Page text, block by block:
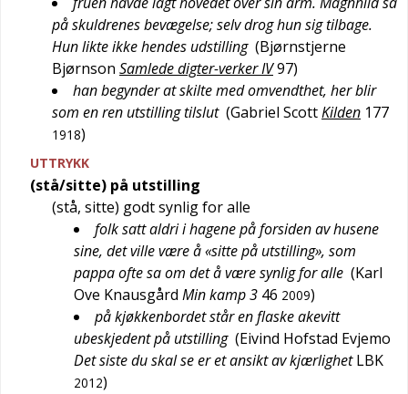
på skuldrenes bevægelse; selv drog hun sig tilbage.
Hun likte ikke hendes udstilling (Bjørnstjerne
Bjørnson Samlede digter-verker IV97)
han begynder at skilte med omvendthet, her blir
som en ren utstilling tilslut (Gabriel ScottKilden 177
1918)
UTTRYKK
(stå/sitte) på utstilling
(stå, sitte) godt synlig for alle
folk satt aldri i hagene på forsiden av husene
sine, det ville være å «sitte på utstilling», som
pappa ofte sa om det å være synlig for alle (Karl
Ove Knausgård Min kamp 3 46 2009)
på kjøkkenbordet står en flaske akevitt
ubeskjedent på utstilling (Eivind Hofstad Evjemo
Det siste du skal se er et ansikt av kjærlighet LBK
2012)